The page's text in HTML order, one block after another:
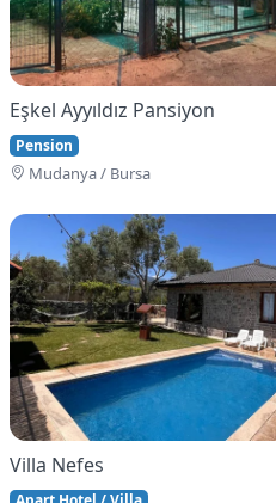
Eşkel Ayyıldız Pansiyon
Pension
Mudanya / Bursa
Villa Nefes